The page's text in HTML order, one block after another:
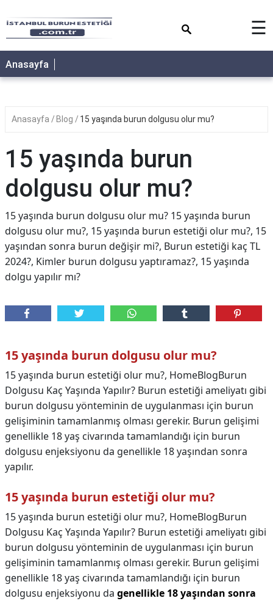
☰
Anasayfa
Anasayfa Blog 15 yaşında burun dolgusu olur mu?
15 yaşında burun
dolgusu olur mu?
15 yaşında burun dolgusu olur mu? 15 yaşında burun
dolgusu olur mu?, 15 yaşında burun estetiği olur mu?, 15
yaşından sonra burun değişir mi?, Burun estetiği kaç TL
2024?, Kimler burun dolgusu yaptıramaz?, 15 yaşında
dolgu yapılır mı?
15 yaşında burun dolgusu olur mu?
15 yaşında burun estetiği olur mu?, HomeBlogBurun
Dolgusu Kaç Yaşında Yapılır? Burun estetiği ameliyatı gibi
burun dolgusu yönteminin de uygulanması için burun
gelişiminin tamamlanmış olması gerekir. Burun gelişimi
genellikle 18 yaş civarında tamamlandığı için burun
dolgusu enjeksiyonu da genellikle 18 yaşından sonra
yapılır.
15 yaşında burun estetiği olur mu?
15 yaşında burun estetiği olur mu?, HomeBlogBurun
Dolgusu Kaç Yaşında Yapılır? Burun estetiği ameliyatı gibi
burun dolgusu yönteminin de uygulanması için burun
gelişiminin tamamlanmış olması gerekir. Burun gelişimi
genellikle 18 yaş civarında tamamlandığı için burun
dolgusu enjeksiyonu da genellikle 18 yaşından sonra